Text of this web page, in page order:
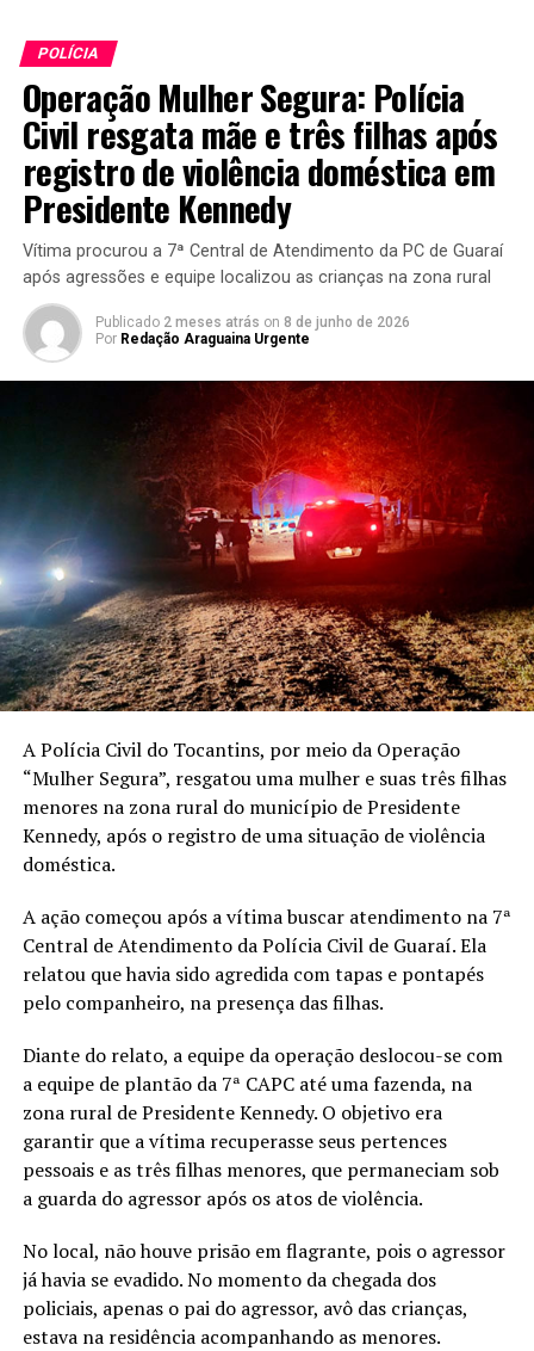
POLÍCIA
Operação Mulher Segura: Polícia
Civil resgata mãe e três filhas após
registro de violência doméstica em
Presidente Kennedy
Vítima procurou a 7ª Central de Atendimento da PC de Guaraí
após agressões e equipe localizou as crianças na zona rural
Publicado 2 meses atrás on 8 de junho de 2026
Por Redação Araguaina Urgente
A Polícia Civil do Tocantins, por meio da Operação
“Mulher Segura”, resgatou uma mulher e suas três filhas
menores na zona rural do município de Presidente
Kennedy, após o registro de uma situação de violência
doméstica.
A ação começou após a vítima buscar atendimento na 7ª
Central de Atendimento da Polícia Civil de Guaraí. Ela
relatou que havia sido agredida com tapas e pontapés
pelo companheiro, na presença das filhas.
Diante do relato, a equipe da operação deslocou-se com
a equipe de plantão da 7ª CAPC até uma fazenda, na
zona rural de Presidente Kennedy. O objetivo era
garantir que a vítima recuperasse seus pertences
pessoais e as três filhas menores, que permaneciam sob
a guarda do agressor após os atos de violência.
No local, não houve prisão em flagrante, pois o agressor
já havia se evadido. No momento da chegada dos
policiais, apenas o pai do agressor, avô das crianças,
estava na residência acompanhando as menores.